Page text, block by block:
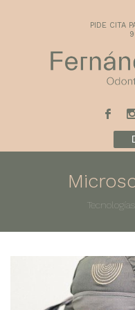
PIDE CITA
Tecnologías